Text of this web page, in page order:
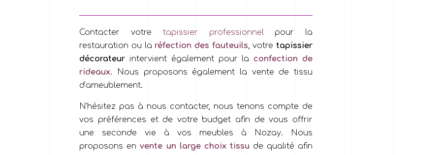
Contacter votre tapissier professionnelpour la
restauration ou la réfection des fauteuils, votretapissier
décorateur intervient également pour la confection de
rideaux. Nous proposons également la vente de tissu
d’ameublement.
N’hésitez pas à nous contacter, nous tenons compte de
vos préférences et de votre budget afin de vous offrir
une seconde vie à vos meubles à Nozay. Nous
proposons envente un large choix tissu de qualité afin